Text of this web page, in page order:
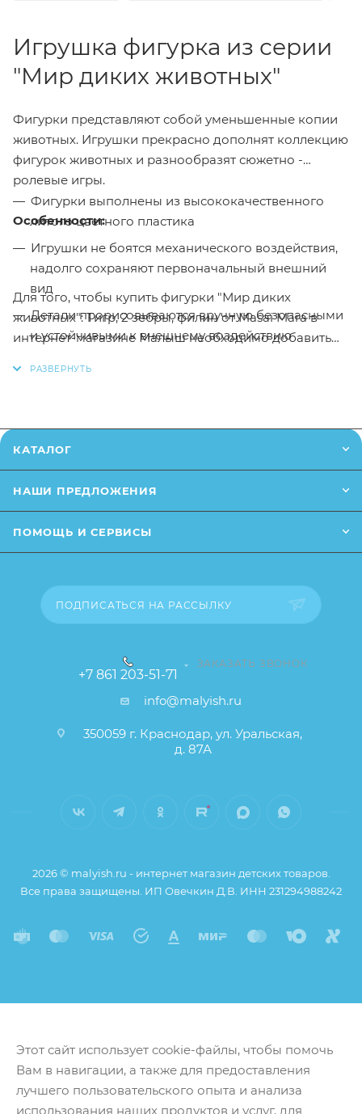
Игрушка фигурка из серии
"Мир диких животных"
Фигурки представляют собой уменьшенные копии
животных. Игрушки прекрасно дополнят коллекцию
фигурок животных и разнообразят сюжетно -
ролевые игры.
Особенности:
Фигурки выполнены из высококачественного
литого цветного пластика
Игрушки не боятся механического воздействия,
надолго сохраняют первоначальный внешний
вид
Детали прорисовываются вручную безопасными
и устойчивыми к внешнему воздействию
Игрушка подойдет детям от 3 лет
Для того, чтобы купить фигурки "Мир диких
животных": Тигр, 2 зебры, филин от Masai Mara в
интернет-магазине Малыш необходимо добавить
от описания и изображения, размещенного на
изменения в дизайне или упаковке и т.д., не
товара), при этом основные потребительские
КАТАЛОГ
НАШИ ПРЕДЛОЖЕНИЯ
ПОМОЩЬ И СЕРВИСЫ
ПОДПИСАТЬСЯ НА РАССЫЛКУ
+7 861 203-51-71
ЗАКАЗАТЬ ЗВОНОК
info@malyish.ru
350059 г. Краснодар, ул. Уральская,
д. 87А
2026 © malyish.ru - интернет магазин детских товаров.
Все права защищены. ИП Овечкин Д.В. ИНН 231294988242
Этот сайт использует cookie-файлы, чтобы помочь
Вам в навигации, а также для предоставления
лучшего пользовательского опыта и анализа
использования наших продуктов и услуг, для